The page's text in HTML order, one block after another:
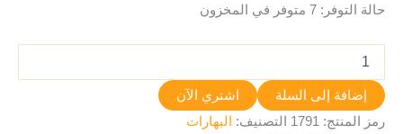
حالة التوفر: 7 متوفر في المخزون
إضافة إلى السلة
اشتري الآن
رمز المنتج: 1791 التصنيف:
البهارات